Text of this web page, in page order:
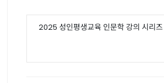
2025 성인평생교육 인문학 강의 시리즈